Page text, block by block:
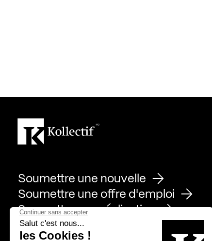
Soumettre une nouvelle
Soumettre une offre d'emploi
Soumettre une réalisation